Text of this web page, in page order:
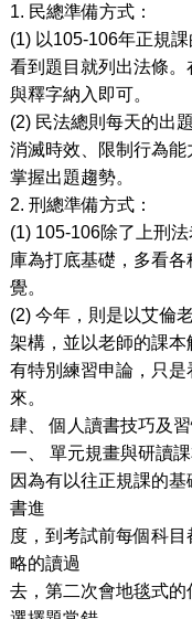
1. 民總準備方式：
(1) 以105-106年正規
看到題目就列出法條
與釋字納入即可。
(2) 民法總則每天的出
消滅時效、限制行為能
掌握出題趨勢。
2. 刑總準備方式：
(1) 105-106除了上刑
庫為打底基礎，多看
覺。
(2) 今年，則是以艾倫
架構，並以老師的課
有特別練習申論，只
來。
肆、
個人讀書技巧及
一、
單元規畫與研讀
因為有以往正規課的
書進
度，到考試前每個科目
略的讀過
去，第二次會地毯式